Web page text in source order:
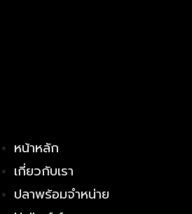
หน้าหลัก
เกี่ยวกับเรา
ปลาพร้อมจำหน่าย